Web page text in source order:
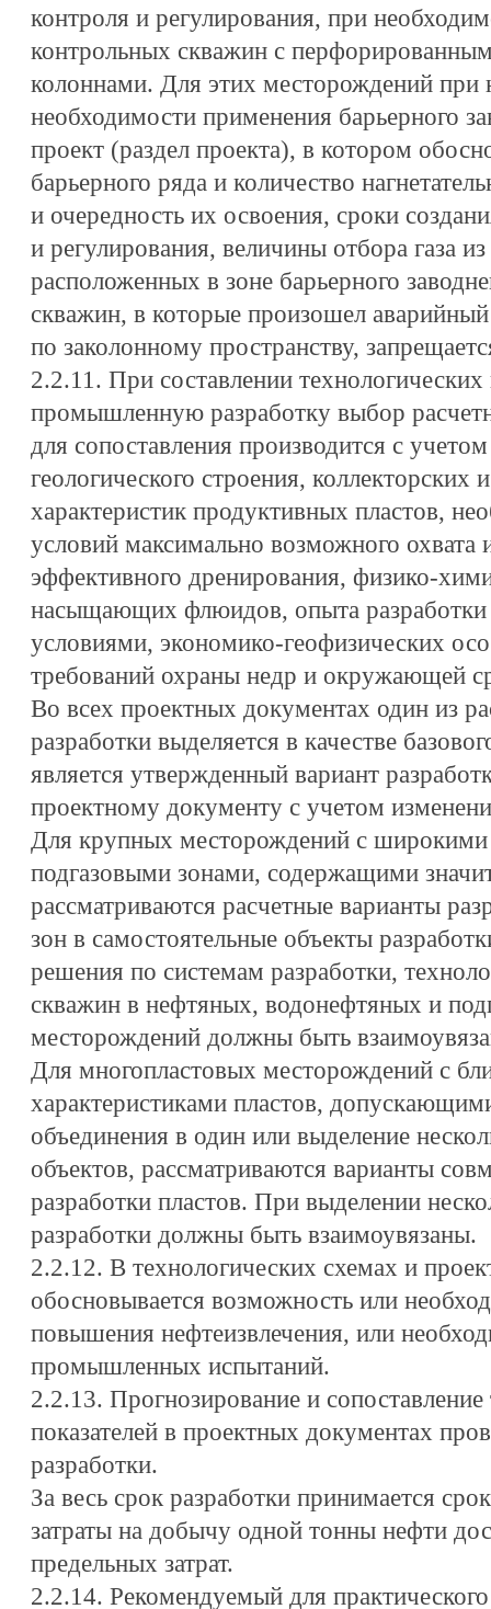
контроля и регулирования, при
контрольных скважин с
колоннами. Для этих месторождений при
необходимости применения барьерного
проект (раздел проекта), в котором
барьерного ряда и количество
и очередность их освоения, сроки
и регулирования, величины отбора газа
расположенных в зоне барьерного
скважин, в которые произошел
по заколонному пространству,
2.2.11. При составлении
промышленную разработку выбор
для сопоставления производится с
геологического строения, коллекторских
характеристик продуктивных пластов,
условий максимально возможного охвата
эффективного дренирования, физико-
насыщающих флюидов, опыта разработки
условиями, экономико-геофизических
требований охраны недр и окружающей
Во всех проектных документах один из
разработки выделяется в качестве
является утвержденный вариант
проектному документу с учетом
Для крупных месторождений с
подгазовыми зонами, содержащими
рассматриваются расчетные варианты
зон в самостоятельные объекты
решения по системам разработки,
скважин в нефтяных, водонефтяных и
месторождений должны быть
Для многопластовых месторождений с
характеристиками пластов,
объединения в один или выделение
объектов, рассматриваются варианты
разработки пластов. При выделении
разработки должны быть взаимоувязаны.
2.2.12. В технологических схемах и
обосновывается возможность или
повышения нефтеизвлечения, или
промышленных испытаний.
2.2.13. Прогнозирование и
показателей в проектных документах
разработки.
За весь срок разработки принимается
затраты на добычу одной тонны нефти
предельных затрат.
2.2.14. Рекомендуемый для